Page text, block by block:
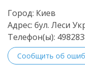
Город: Киев
Адрес: бул. Леси
Телефон(ы):
Сообщить об